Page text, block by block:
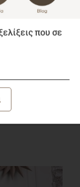
τους
που σε